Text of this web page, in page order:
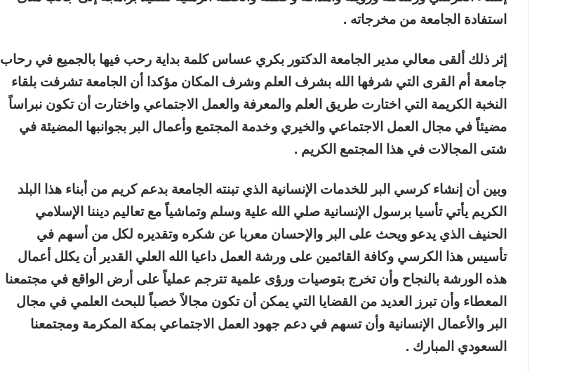
استفادة الجامعة من مخرجاته .
إثر ذلك ألقى معالي مدير الجامعة الدكتور بكري عساس كلمة بداية رحب فيها بالجميع في رحاب
جامعة أم القرى التي شرفها الله بشرف العلم وشرف المكان مؤكدا أن الجامعة تشرفت بلقاء
النخبة الكريمة التي اختارت طريق العلم والمعرفة والعمل الاجتماعي واختارت أن تكون نبراساً
مضيئاً في مجال العمل الاجتماعي والخيري وخدمة المجتمع وأعمال البر بجوانبها المضيئة في
شتى المجالات في هذا المجتمع الكريم .
وبين أن إنشاء كرسي البر للخدمات الإنسانية الذي تبنته الجامعة بدعم كريم من أبناء هذا البلد
الكريم يأتي تأسيا برسول الإنسانية صلي الله علية وسلم وتماشياً مع تعاليم ديننا الإسلامي
الحنيف الذي يدعو ويحث على البر والإحسان معربا عن شكره وتقديره لكل من أسهم في
تأسيس هذا الكرسي وكافة القائمين على ورشة العمل داعيا الله العلي القدير أن يكلل أعمال
هذه الورشة بالنجاح وأن تخرج بتوصيات ورؤى علمية تترجم عملياً على أرض الواقع في مجتمعنا
المعطاء وأن تبرز العديد من القضايا التي يمكن أن تكون مجالاً خصباً للبحث العلمي في مجال
البر والأعمال الإنسانية وأن تسهم في دعم جهود العمل الاجتماعي بمكة المكرمة ومجتمعنا
السعودي المبارك .